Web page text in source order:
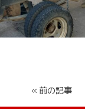
« 前の記事